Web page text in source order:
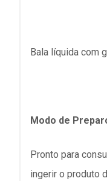
Bala líquida com
Modo de
Pronto para
ingerir o produto